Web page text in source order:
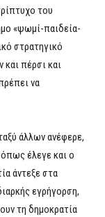
του
«ψωμί-παιδεία-
στρατηγικό
και πέρσι και
να
άλλων ανέφερε,
έλεγε και ο
άντεξε στα
εγρήγορση,
τη δημοκρατία